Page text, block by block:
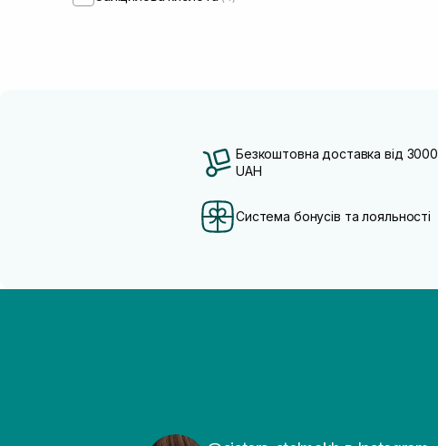
Безкоштовна доставка від 3000
UAH
Система бонусів та лояльності